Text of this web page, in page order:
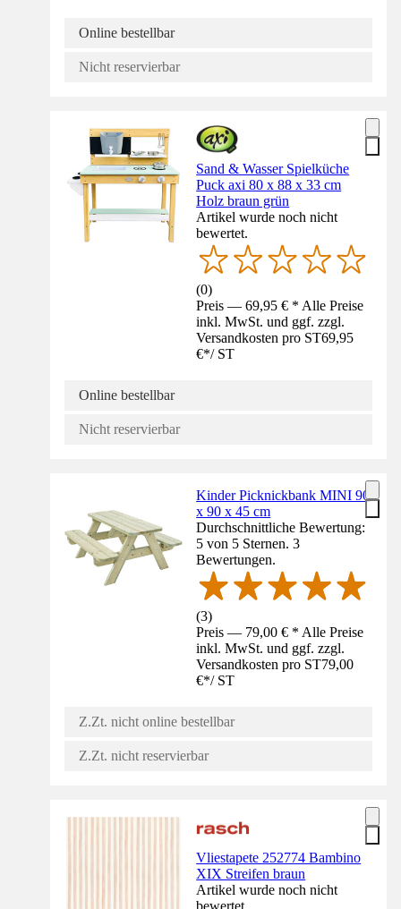
Online bestellbar
Nicht reservierbar
Sand & Wasser Spielküche
Puck axi 80 x 88 x 33 cm
Holz braun grün
Artikel wurde noch nicht
bewertet.
(0)
Preis — 69,95 € * Alle Preise
inkl. MwSt. und ggf. zzgl.
Versandkosten pro ST69,95
€*/ ST
Online bestellbar
Nicht reservierbar
Kinder Picknickbank MINI 90
x 90 x 45 cm
Durchschnittliche Bewertung:
5 von 5 Sternen. 3
Bewertungen.
(3)
Preis — 79,00 € * Alle Preise
inkl. MwSt. und ggf. zzgl.
Versandkosten pro ST79,00
€*/ ST
Z.Zt. nicht online bestellbar
Z.Zt. nicht reservierbar
Vliestapete 252774 Bambino
XIX Streifen braun
Artikel wurde noch nicht
bewertet.